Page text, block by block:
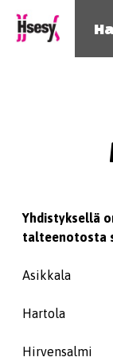
Yhdistyksellä
talteenotosta
Asikkala
Hartola
Hirvensalmi